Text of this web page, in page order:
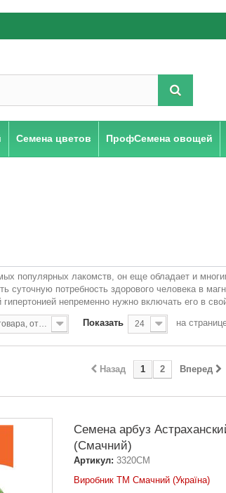
Семена цветов ПрофСемена овощей
популярных лакомств, он еще обладает и
суточную потребность здорового человека в
непременно нужно включать его в
По названию товара, от А до Я Показать 24 на
Назад 1 2 Вперед
Семена арбуз
(Смачний)
Артикул: 3320СМ
Виробник ТМ Смачний (Україна)